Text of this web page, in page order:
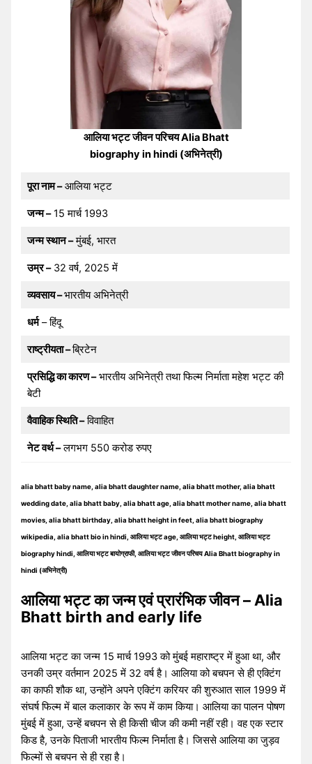
आलिया भट्ट जीवन परिचय Alia Bhatt
biography in hindi (अभिनेत्री)
पूरा नाम –आलिया भट्ट
जन्म –15 मार्च 1993
जन्म स्थान –मुंबई, भारत
उम्र –32 वर्ष, 2025 में
व्यवसाय –भारतीय अभिनेत्री
धर्म– हिंदू
राष्ट्रीयता –ब्रिटेन
प्रसिद्धि का कारण –भारतीय अभिनेत्री तथा फिल्म निर्माता महेश भट्ट की
बेटी
वैवाहिक स्थिति –विवाहित
नेट वर्थ –लगभग 550 करोड रुपए
alia bhatt baby name, alia bhatt daughter name, alia bhatt mother, alia bhatt
wedding date, alia bhatt baby, alia bhatt age, alia bhatt mother name, alia bhatt
movies, alia bhatt birthday, alia bhatt height in feet, alia bhatt biography
wikipedia, alia bhatt bio in hindi, आलिया भट्ट age, आलिया भट्ट height, आलिया भट्ट
biography hindi, आलिया भट्ट बायोग्राफी, आलिया भट्ट जीवन परिचय Alia Bhatt biography in
hindi (अभिनेत्री)
आलिया भट्ट का जन्म एवं प्रारंभिक जीवन – Alia
Bhatt birth and early life
आलिया भट्ट का जन्म 15 मार्च 1993 को मुंबई महाराष्ट्र में हुआ था, और
उनकी उम्र वर्तमान 2025 में 32 वर्ष है। आलिया को बचपन से ही एक्टिंग
का काफी शौक था, उन्होंने अपने एक्टिंग करियर की शुरुआत साल 1999 में
संघर्ष फिल्म में बाल कलाकार के रूप में काम किया। आलिया का पालन पोषण
मुंबई में हुआ, उन्हें बचपन से ही किसी चीज की कमी नहीं रही। वह एक स्टार
किड है, उनके पिताजी भारतीय फिल्म निर्माता है। जिससे आलिया का जुड़व
फिल्मों से बचपन से ही रहा है।